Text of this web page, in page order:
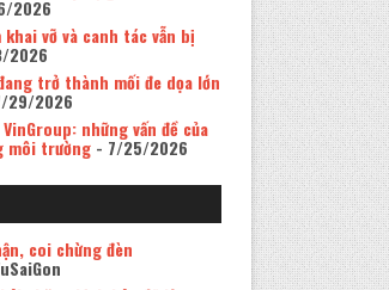
2026
vỡ và canh tác vẫn bị
trở thành mối đe dọa lớn
29/2026
những vấn đề của
môi trường- 7/25/2026
coi chừng đèn